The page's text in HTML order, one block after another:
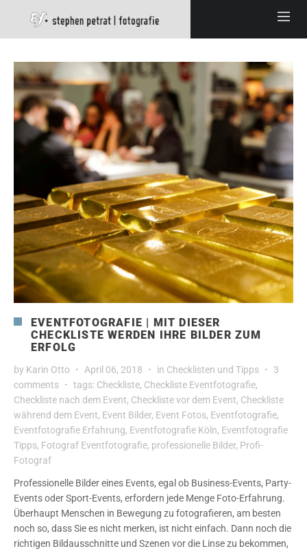
EVENTFOTOGRAFIE | MIT DIESER
CHECKLISTE WERDEN IHRE BILDER ZUM
ERFOLG
by Karin Otto April 06, 2018 in Checklisten und Tipps
3
comments
tags: Checkliste, Checkliste Eventfotografie,
Checkliste nach dem Event, Checkliste vor dem Event, Checkliste
während dem Event, Event Bilder, Event Fotos, Eventfotografie,
Eventfotografie Erfahrung, Eventfotografie Köln, Eventfotografie
Tipps, Fotograf Eventfotografie, professionelle Bilder, Profi-
Fotograf
Professionelle Bilder eines Events, egal ob Business-Events, Party-
Events oder Sport-Events, erfordern jede Menge Foto-Erfahrung.
Überhaupt Menschen in Bewegung zu fotografieren, am besten
noch so, dass Sie es nicht merken, ist nicht einfach. Dann noch die
richtigen Bildausschnitte und Szenen vor die Linse zu bekommen,